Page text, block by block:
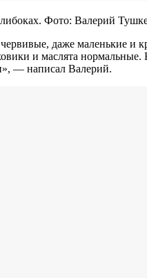
Фото: Валерий
даже маленькие и
и маслята нормальные.
— написал Валерий.